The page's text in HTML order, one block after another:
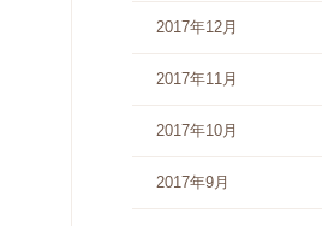
2017年12月
2017年11月
2017年10月
2017年9月